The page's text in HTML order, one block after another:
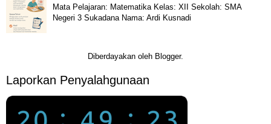
Mata Pelajaran: Matematika Kelas: XII Sekolah: SMA
Negeri 3 Sukadana Nama: Ardi Kusnadi
Diberdayakan oleh Blogger.
Laporkan Penyalahgunaan